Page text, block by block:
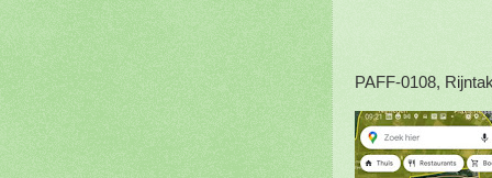
PAFF-0108,